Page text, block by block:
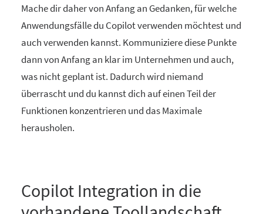
Mache dir daher von Anfang an Gedanken, für welche
Anwendungsfälle du Copilot verwenden möchtest und
auch verwenden kannst. Kommuniziere diese Punkte
dann von Anfang an klar im Unternehmen und auch,
was nicht geplant ist. Dadurch wird niemand
überrascht und du kannst dich auf einen Teil der
Funktionen konzentrieren und das Maximale
herausholen.
Copilot Integration in die